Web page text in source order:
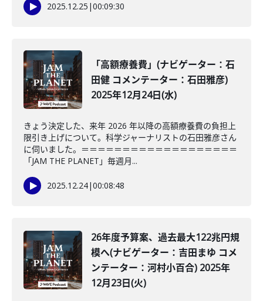
2025.12.25 |00:09:30
「高額療養費」(ナビゲーター：石
田健 コメンテーター：石田雅彦)
2025年12月24日(水)
きょう決定した、来年 2026 年以降の高額療養費の負担上
限引き上げについて。科学ジャーナリストの石田雅彦さん
に伺いました。＝＝＝＝＝＝＝＝＝＝＝＝＝＝＝＝＝＝＝
「JAM THE PLANET」毎週月...
2025.12.24|00:08:48
26年度予算案、過去最大122兆円規
模へ(ナビゲーター：吉田まゆ コメ
ンテーター：河村小百合) 2025年
12月23日(火)